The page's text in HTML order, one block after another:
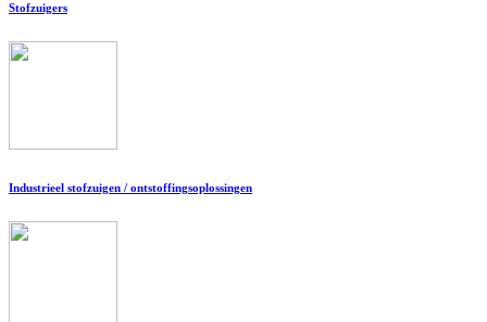
Stofzuigers
Industrieel stofzuigen / ontstoffingsoplossingen